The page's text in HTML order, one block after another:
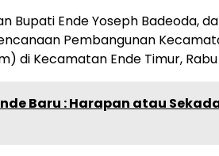
Bupati Ende Yoseph Badeoda,
Pembangunan
di Kecamatan Ende Timur, Rabu
Baru : Harapan atau